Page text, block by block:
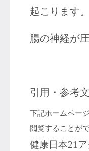
起こります
腸の神経が
引用・参考
下記ホームペー
閲覧することが
健康日本21